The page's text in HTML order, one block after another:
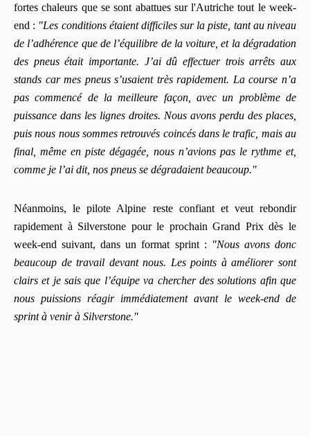
fortes chaleurs que se sont abattues sur l'Autriche tout le week-
end : "Les conditions étaient difficiles sur la piste, tant au niveau
de l’adhérence que de l’équilibre de la voiture, et la dégradation
des pneus était importante. J’ai dû effectuer trois arrêts aux
stands car mes pneus s’usaient très rapidement. La course n’a
pas commencé de la meilleure façon, avec un problème de
puissance dans les lignes droites. Nous avons perdu des places,
puis nous nous sommes retrouvés coincés dans le trafic, mais au
final, même en piste dégagée, nous n’avions pas le rythme et,
comme je l’ai dit, nos pneus se dégradaient beaucoup."
Néanmoins, le pilote Alpine reste confiant et veut rebondir
rapidement à Silverstone pour le prochain Grand Prix dès le
week-end suivant, dans un format sprint : "Nous avons donc
beaucoup de travail devant nous. Les points à améliorer sont
clairs et je sais que l’équipe va chercher des solutions afin que
nous puissions réagir immédiatement avant le week-end de
sprint à venir à Silverstone."